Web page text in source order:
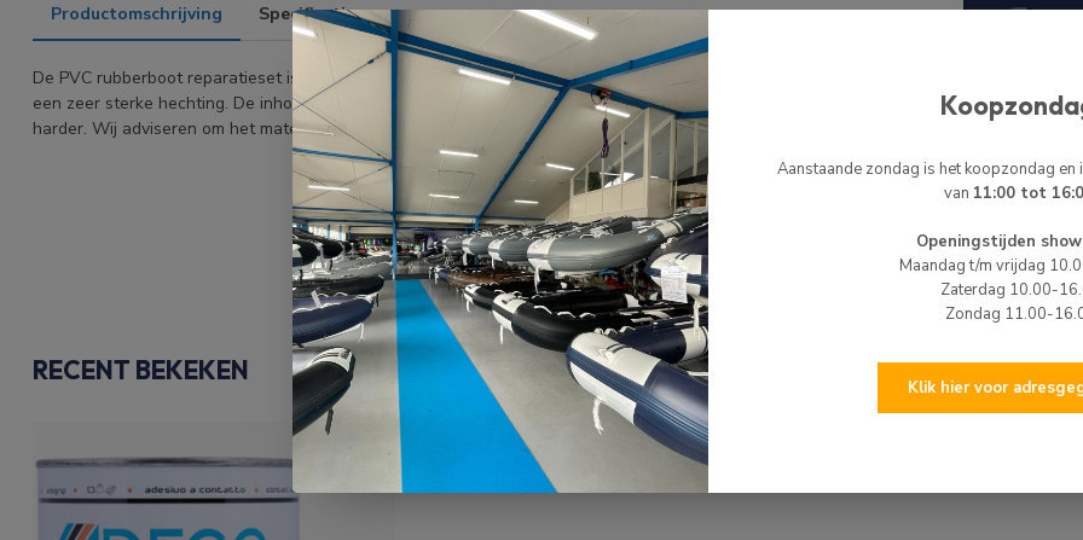
Productomschrijving Specificaties
De PVC rubberboot reparatieset is geschikt voor de verlijming van PVC. Dit is een 2 componenten lijm dus je hebt
een zeer sterke hechting. De inhoud van deze lijm is 850 ml, bij de verpakking zit een blik lijm en de bijbehorende
harder. Wij adviseren om het materiaal goed te ontvetten voordat er gelijmd gaat worden.
RECENT BEKEKEN
Aanstaande zondag is het koopzondag
van 11:00 tot
Openingstijden
Maandag t/m vrijdag
Zaterdag 10.00-
Zondag 11.00-
Klik hier voor